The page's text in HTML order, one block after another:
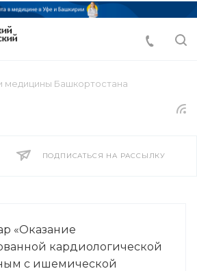
медицины Башкортостана
ПОДПИСАТЬСЯ НА РАССЫЛКУ
«Оказание
кардиологической
с ишемической